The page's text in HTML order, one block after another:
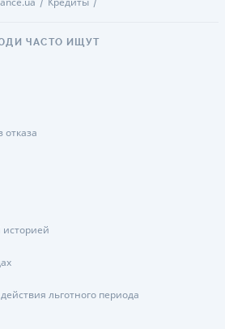
ЧАСТО ИЩУТ
отказа
историей
льготного периода